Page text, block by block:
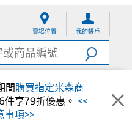
賣場位置 我的帳戶
間購買指定米森商
件享79折優惠。 <<
事項>>